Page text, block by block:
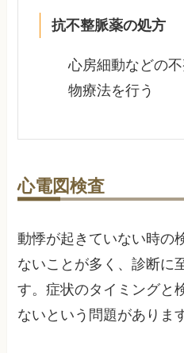
抗不整脈薬の処方
心房細動などの
物療法を行う
心電図検査
動悸が起きていない時の
ないことが多く、診断に
す。症状のタイミングと
ないという問題がありま